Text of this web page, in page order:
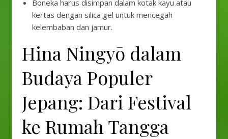
Boneka harus disimpan dalam kotak kayu atau
kertas dengan silica gel untuk mencegah
kelembaban dan jamur.
Hina Ningyō dalam
Budaya Populer
Jepang: Dari Festival
ke Rumah Tangga